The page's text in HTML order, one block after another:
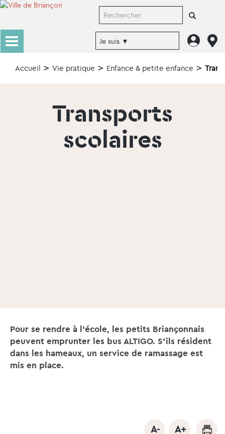
Accueil Vie pratique Enfance & petite enfance
Transports
scolaires
Pour se rendre à l'école, les petits Briançonnais
peuvent emprunter les bus ALTIGO. S'ils résident
dans les hameaux, un service de ramassage est
mis en place.